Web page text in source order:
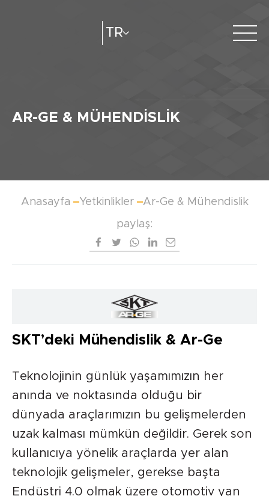
TR
Katalog Oluştur Bayilerimiz
AR-GE & MÜHENDISLIK
Anasayfa Yetkinlikler Ar-Ge & Mühendislik
paylaş:
SKT’deki Mühendislik & Ar-Ge
Teknolojinin günlük yaşamımızın her
anında ve noktasında olduğu bir
dünyada araçlarımızın bu gelişmelerden
uzak kalması mümkün değildir. Gerek son
kullanıcıya yönelik araçlarda yer alan
teknolojik gelişmeler, gerekse başta
Endüstri 4.0 olmak üzere otomotiv yan